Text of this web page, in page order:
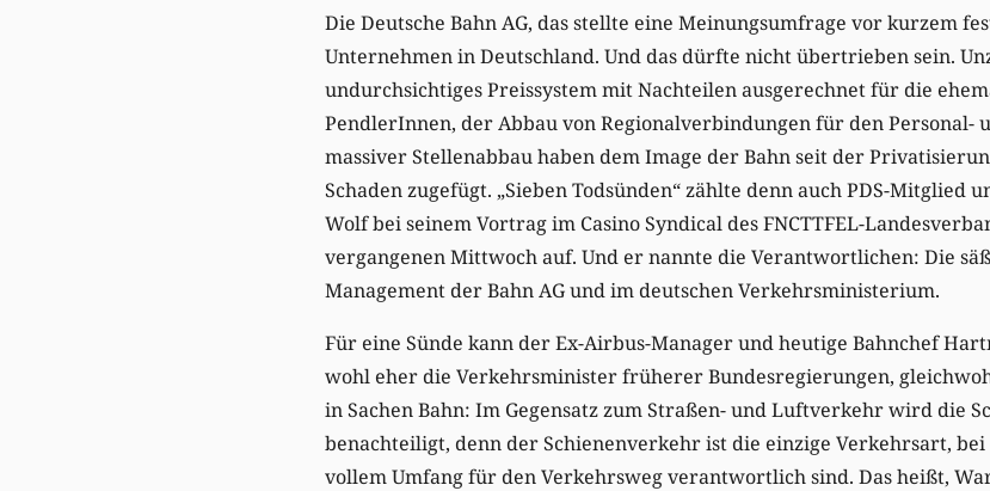
Die Deutsche Bahn AG, das stellte eine Meinungsumfrage vor kurzem
Unternehmen in Deutschland. Und das dürfte nicht übertrieben sein.
undurchsichtiges Preissystem mit Nachteilen ausgerechnet für die
PendlerInnen, der Abbau von Regionalverbindungen für den Personal-
massiver Stellenabbau haben dem Image der Bahn seit der
Schaden zugefügt. „Sieben Todsünden“ zählte denn auch PDS-
Wolf bei seinem Vortrag im Casino Syndical des FNCTTFEL-
vergangenen Mittwoch auf. Und er nannte die Verantwortlichen: Die
Management der Bahn AG und im deutschen Verkehrsministerium.
Für eine Sünde kann der Ex-Airbus-Manager und heutige Bahnchef
wohl eher die Verkehrsminister früherer Bundesregierungen,
in Sachen Bahn: Im Gegensatz zum Straßen- und Luftverkehr wird die
benachteiligt, denn der Schienenverkehr ist die einzige Verkehrsart,
vollem Umfang für den Verkehrsweg verantwortlich sind. Das heißt,